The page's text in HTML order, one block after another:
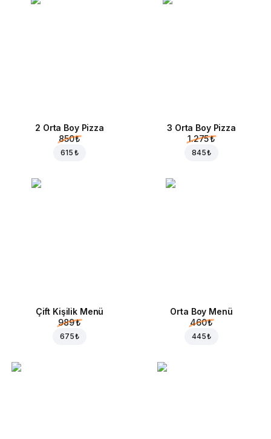
2 Orta Boy Pizza
850 ₺
615 ₺
3 Orta Boy Pizza
1.275 ₺
845 ₺
Çift Kişilik Menü
989 ₺
675 ₺
Orta Boy Menü
460 ₺
445 ₺